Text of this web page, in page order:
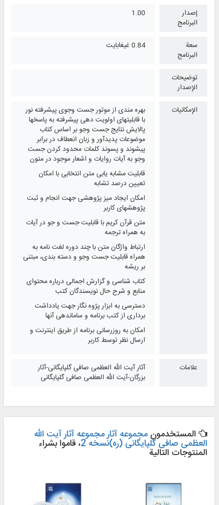
إصدار
البرنامج
1.00
سعة
البرنامج
0.84 غيغابايت
توضيحات
الإصدار
الإمكانيات
بهره مندی از موتور جست وجوی پیشرفته نور
با قابلیتهای اولویت دهی پیشرفته به پاسخها
پالایش نتایج جست وجو بر اساس کتاب
موضوعات پدیدآور و زبان انعطاف در برابر
پیشوند و پسوند کلمات محدود کردن جست
وجو به آیات روایات و اشعار موجود در متون
قابلیت مشابه یابی متن انتخابی با امکان
تعیین درصد تشابه
امکان ایجاد میز پژوهشی جهت انجام و ثبت
پژوهشهای کاربر
متن قرآن کریم با قابلیت جست و جو در آیات
به همراه ترجمه
ارتباط واژگان متن با چند دوره لغت نامه به
همراه قابلیت جست وجو و دسته بندی، مبتنی
بر ریشه
کتاب شناسی و گزارش اجمالی درباره محتوای
منابع و شرح حال نویسندگان كتب
دسترسی به ابزار پژوه نگار جهت یادداشت
برداری از کتب برنامه و ساماندهی آنها
امکان به روزرسانی برنامه از طریق اینترنت و
ارسال نظر توسط کاربر
علامات
آثار آیت الله العظمی صافی گلپایگانی-آثار
بزرگان-آیت الله العظمی صافی گلپایگانی
المستخدمون مجموعه آثار مجموعه آثار آیت الله
العظمی صافی گلپایگانی (ره)نسخه 2 ، قاموا بشراء
المنتوجات التالية